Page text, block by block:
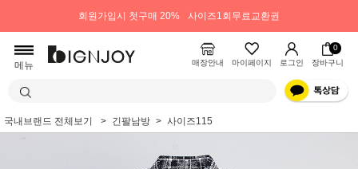
회원가입시 첫구매 20% 사이즈1회무료교환권
메뉴 매장안내 마이페이지 로그인
0
장바구니
국내브랜드 전체보기 긴팔남방 사이즈115